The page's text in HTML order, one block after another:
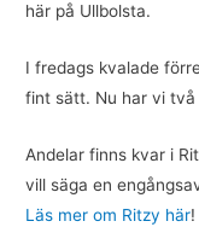
här på Ullbolsta.
I fredags kvalade
fint sätt. Nu har vi två
Andelar finns kvar i
vill säga en
Läs mer om Ritzy här!